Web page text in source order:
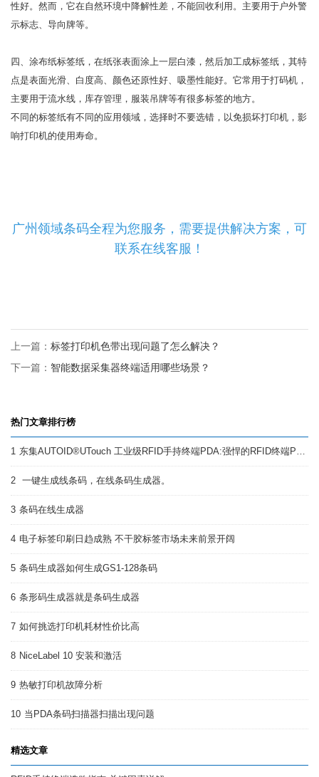
性好。然而，它在自然环境中降解性差，不能回收利用。主要用于户外警
示标志、导向牌等。
四、涂布纸标签纸，在纸张表面涂上一层白漆，然后加工成标签纸，其特
点是表面光滑、白度高、颜色还原性好、吸墨性能好。它常用于打码机，
主要用于流水线，库存管理，服装吊牌等有很多标签的地方。
不同的标签纸有不同的应用领域，选择时不要选错，以免损坏打印机，影
响打印机的使用寿命。
广州领域条码全程为您服务，需要提供解决方案，可
联系在线客服！
上一篇： 标签打印机色带出现问题了怎么解决？
下一篇： 智能数据采集器终端适用哪些场景？
热门文章排行榜
1 东集AUTOID®UTouch 工业级RFID手持终端PDA:强悍的RFID终端PDA
2 一键生成线条码，在线条码生成器。
3 条码在线生成器
4 电子标签印刷日趋成熟 不干胶标签市场未来前景开阔
5 条码生成器如何生成GS1-128条码
6 条形码生成器就是条码生成器
7 如何挑选打印机耗材性价比高
8 NiceLabel 10 安装和激活
9 热敏打印机故障分析
10 当PDA条码扫描器扫描出现问题
精选文章